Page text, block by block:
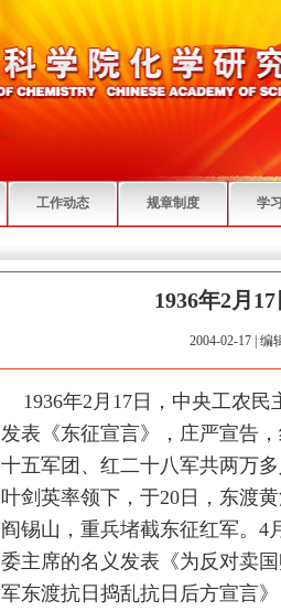
工作动态 规章制度 学
1936年2月
2004-02-17 | 编
1936年2月17日，中央工农民
发表《东征宣言》，庄严宣告
十五军团、红二十八军共两万
叶剑英率领下，于20日，东渡
阎锡山，重兵堵截东征红军。4
委主席的名义发表《为反对卖
军东渡抗日捣乱抗日后方宣言